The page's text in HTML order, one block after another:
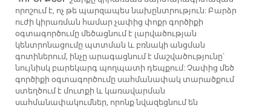
որոշում է, ոչ թե պարզապես նախընտրություն: Բարձր
ուժի կիրառման համար չափից փոքր գործիքի
օգտագործումը մեծացնում է լարվածության
կենտրոնացումը պտտման և բռնակի անցման
գոտիներում, ինչը արագացնում է մաշվածությունը՝
նույնիսկ բարեկարգ պողպատի դեպքում: Չափից մեծ
գործիքի օգտագործումը սահմանափակ տարածքում
ստեղծում է մուտքի և կառավարման
սահմանափակումներ, որոնք նվազեցնում են